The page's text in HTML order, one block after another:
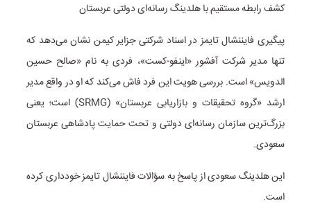
کشف رابطه مستقیم با هلدینگ رسانه‌ای دولتی عربستان
پیگیری فایننشال تایمز در اسناد شرکتی جزایر کیمن نشان می‌دهد که
تنها مدیر شرکت آفشور «اینفو-کست»، فردی به نام «صالح حسین
الدویس» است. بررسی هویت این فرد فاش می‌کند که او در واقع مدیر
ارشد «گروه تحقیقات و بازاریابی عربستان» (SRMG) است؛ یعنی
بزرگ‌ترین سازمان رسانه‌ای دولتی و تحت حمایت پادشاهی عربستان
سعودی.
این هلدینگ سعودی از پاسخ به سؤالات فایننشال تایمز خودداری کرده
است.